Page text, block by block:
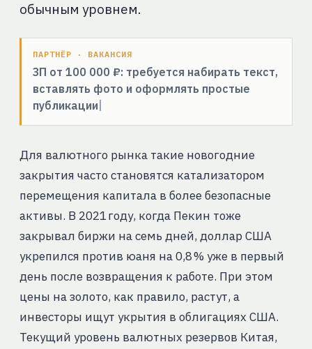
обычным уровнем.
ПАРТНЁР · ВАКАНСИЯ
ЗП от 100 000 ₽: требуется набирать текст,
вставлять фото и оформлять простые
публикации
Для валютного рынка такие новогодние
закрытия часто становятся катализатором
перемещения капитала в более безопасные
активы. В 2021 году, когда Пекин тоже
закрывал биржи на семь дней, доллар США
укрепился против юаня на 0,8 % уже в первый
день после возвращения к работе. При этом
цены на золото, как правило, растут, а
инвесторы ищут укрытия в облигациях США.
Текущий уровень валютных резервов Китая,